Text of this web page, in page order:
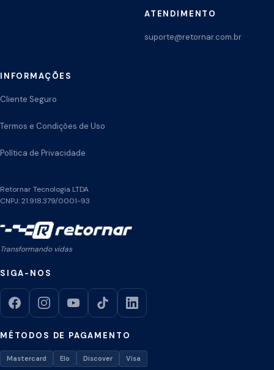
ATENDIMENTO
suporte@retornar.com.br
INFORMAÇÕES
Cliente Seguro
Termos e Condições de Uso
Política de Privacidade
Retornar Tecnologia LTDA
CNPJ: 21.918.379/0001-93
Transformando vidas
SIGA-NOS
MÉTODOS DE PAGAMENTO
Mastercard Elo Discover Visa